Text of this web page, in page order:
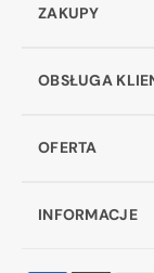
ZAKUPY
OBSŁUGA
OFERTA
INFORMACJE